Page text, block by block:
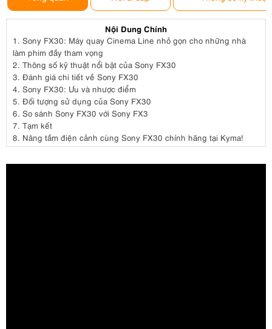
Nội Dung Chính
1. Sony FX30: Máy quay Cinema Line nhỏ gọn cho những nhà
làm phim đầy tham vọng
2. Thông số kỹ thuật nổi bật của Sony FX30
3. Đánh giá chi tiết về Sony FX30
4. Sony FX30: Ưu và nhược điểm
5. Đối tượng sử dụng của Sony FX30
6. So sánh Sony FX30 với Sony FX3
7. Tạm kết
8. Nâng tầm điện cảnh cùng Sony FX30 chính hãng tại Kyma!